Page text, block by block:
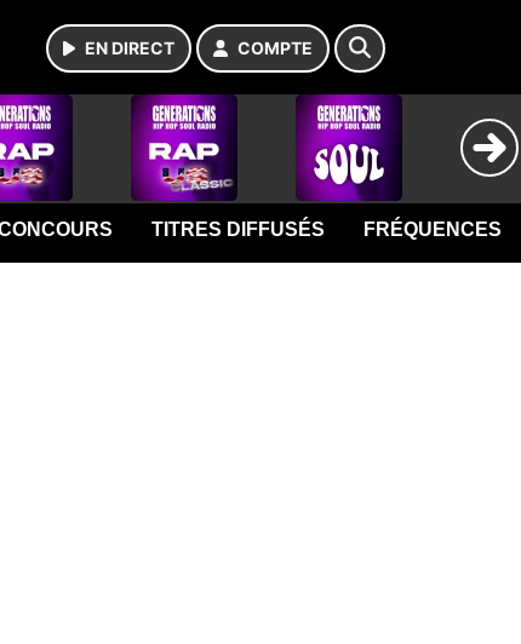
EN DIRECT COMPTE
TITRES DIFFUSÉS FRÉQUENCES